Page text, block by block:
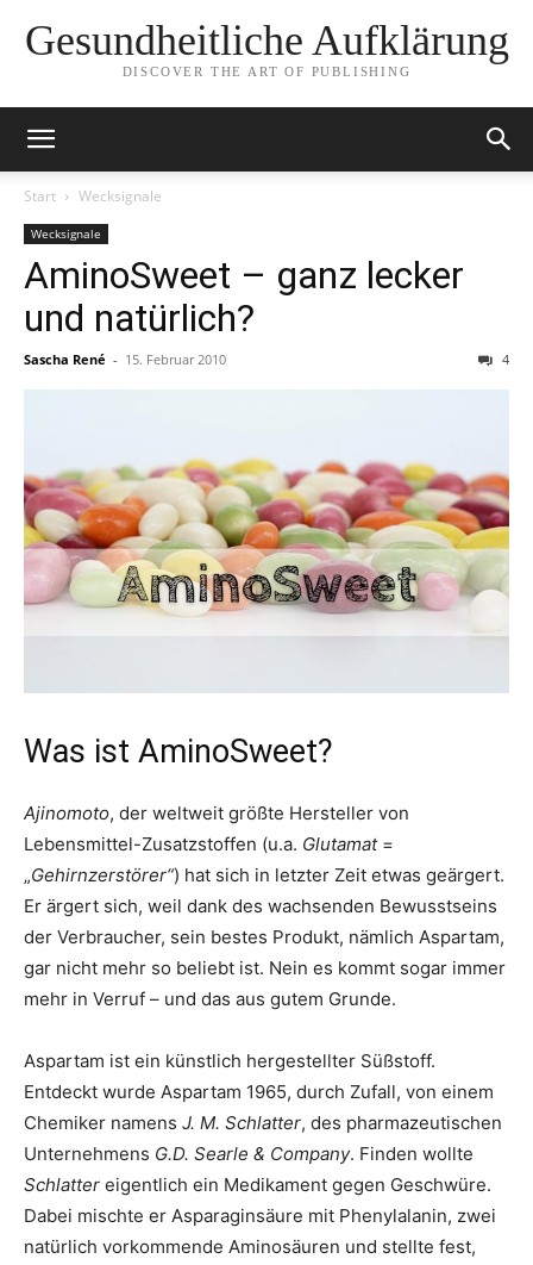
Gesundheitliche Aufklärung
DISCOVER THE ART OF PUBLISHING
Start Wecksignale
Wecksignale
AminoSweet – ganz lecker
und natürlich?
Sascha René - 15. Februar 2010 4
Was ist AminoSweet?
Ajinomoto, der weltweit größte Hersteller von
Lebensmittel-Zusatzstoffen (u.a. Glutamat=
„Gehirnzerstörer“) hat sich in letzter Zeit etwas geärgert.
Er ärgert sich, weil dank des wachsenden Bewusstseins
der Verbraucher, sein bestes Produkt, nämlich Aspartam,
gar nicht mehr so beliebt ist. Nein es kommt sogar immer
mehr in Verruf – und das aus gutem Grunde.
Aspartam ist ein künstlich hergestellter Süßstoff.
Entdeckt wurde Aspartam 1965, durch Zufall, von einem
Chemiker namens J. M. Schlatter, des pharmazeutischen
Unternehmens G.D. Searle & Company. Finden wollte
Schlatter eigentlich ein Medikament gegen Geschwüre.
Dabei mischte er Asparaginsäure mit Phenylalanin, zwei
natürlich vorkommende Aminosäuren und stellte fest,